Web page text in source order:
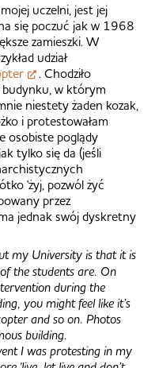
uczelni, jest jej
się poczuć jak w 1968
zamieszki. W
udział
. Chodziło
w którym
niestety żaden kozak,
i protestowałam
osobiste poglądy
tylko się da (jeśli
'żyj, pozwól żyć
przez
jednak swój dyskretny
my University is that it is
the students are. On
during the
you might feel like it’s
and so on. Photos
building.
I was protesting in my